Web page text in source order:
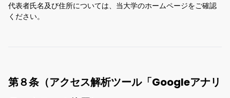
代表者氏名及び住所については、当大学のホームページをご確認
ください。
第８条（アクセス解析ツール「Googleアナリ